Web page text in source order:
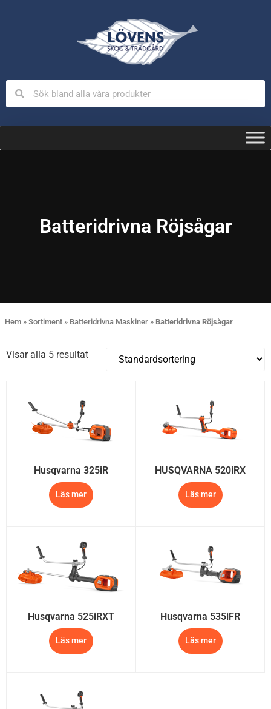
Batteridrivna Röjsågar
Hem » Sortiment » Batteridrivna Maskiner » Batteridrivna Röjsågar
Visar alla 5 resultat
Husqvarna 325iR​
Läs mer
HUSQVARNA 520iRX
Läs mer
Husqvarna 525iRXT
Läs mer
Husqvarna 535iFR
Läs mer